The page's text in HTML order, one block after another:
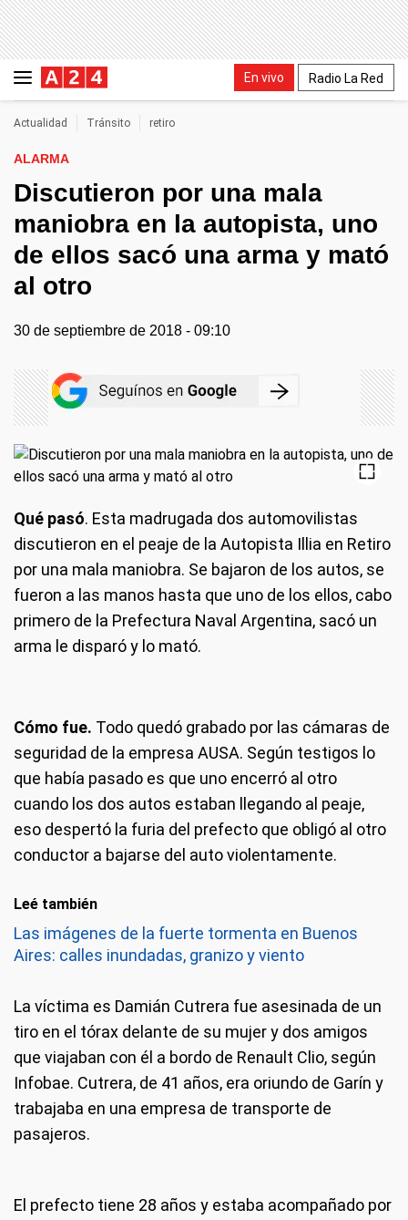
En vivo Radio La Red
Actualidad Tránsito retiro
ALARMA
Discutieron por una mala
maniobra en la autopista, uno
de ellos sacó una arma y mató
al otro
30 de septiembre de 2018 - 09:10
Qué pasó. Esta madrugada dos automovilistas
discutieron en el peaje de la Autopista Illia en Retiro
por una mala maniobra. Se bajaron de los autos, se
fueron a las manos hasta que uno de los ellos, cabo
primero de la Prefectura Naval Argentina, sacó un
arma le disparó y lo mató.
Cómo fue. Todo quedó grabado por las cámaras de
seguridad de la empresa AUSA. Según testigos lo
que había pasado es que uno encerró al otro
cuando los dos autos estaban llegando al peaje,
eso despertó la furia del prefecto que obligó al otro
conductor a bajarse del auto violentamente.
Leé también
Las imágenes de la fuerte tormenta en Buenos
Aires: calles inundadas, granizo y viento
La víctima es Damián Cutrera fue asesinada de un
tiro en el tórax delante de su mujer y dos amigos
que viajaban con él a bordo de Renault Clio, según
Infobae. Cutrera, de 41 años, era oriundo de Garín y
trabajaba en una empresa de transporte de
pasajeros.
El prefecto tiene 28 años y estaba acompañado por